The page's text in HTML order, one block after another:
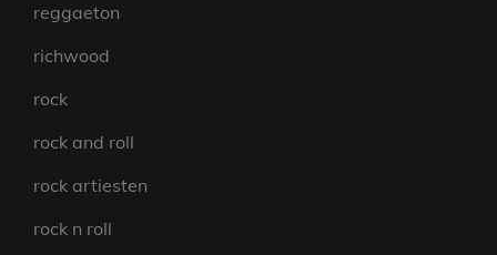
reggaeton
richwood
rock
rock and roll
rock artiesten
rock n roll